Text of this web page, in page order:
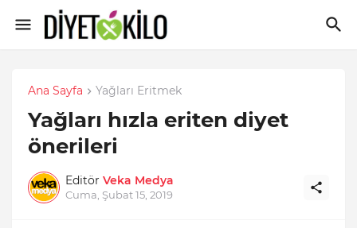
Ana Sayfa Yağları Eritmek
Yağları hızla eriten diyet
önerileri
Editör Veka Medya
Cuma, Şubat 15, 2019